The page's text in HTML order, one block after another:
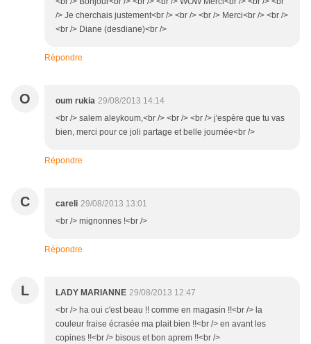
/> Je cherchais justement<br /> <br /> <br /> Merci<br /> <br />
<br /> Diane (desdiane)<br />
Répondre
O oum rukia 29/08/2013 14:14
<br /> salem aleykoum,<br /> <br /> <br /> j'espère que tu vas
bien, merci pour ce joli partage et belle journée<br />
Répondre
C careli 29/08/2013 13:01
<br /> mignonnes !<br />
Répondre
L LADY MARIANNE 29/08/2013 12:47
<br /> ha oui c'est beau !! comme en magasin !!<br /> la
couleur fraise écrasée ma plait bien !!<br /> en avant les
copines !!<br /> bisous et bon aprem !!<br />